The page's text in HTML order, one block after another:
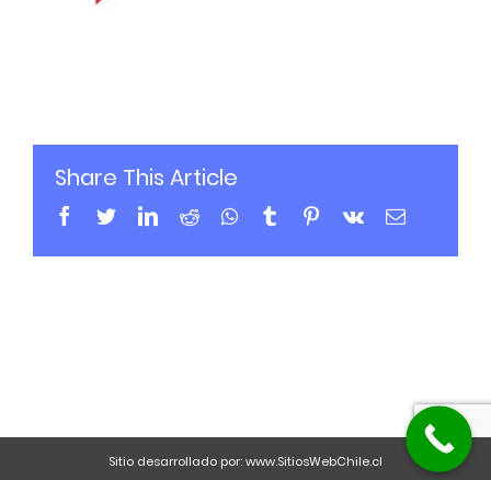
Share This Article
Sitio desarrollado por:www.SitiosWebChile.cl